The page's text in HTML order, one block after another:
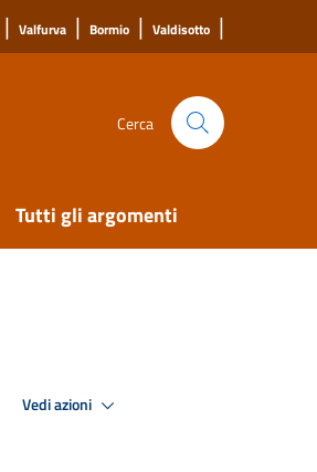
| Valfurva | Bormio | Valdisotto |
Cerca
Tutti gli argomenti
Vedi azioni